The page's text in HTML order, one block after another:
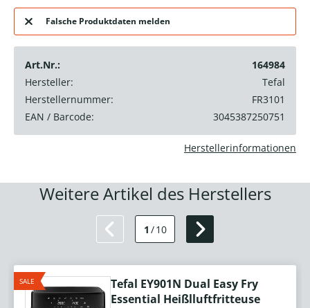
Falsche Produktdaten melden
Art.Nr.:
164984
Hersteller:
Tefal
Herstellernummer:
FR3101
EAN / Barcode:
3045387250751
Herstellerinformationen
Weitere Artikel des Herstellers
1 /10
SALE
Tefal EY901N Dual Easy Fry
Essential Heißlluftfritteuse